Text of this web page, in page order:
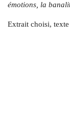
émotions, la
Extrait choisi, texte